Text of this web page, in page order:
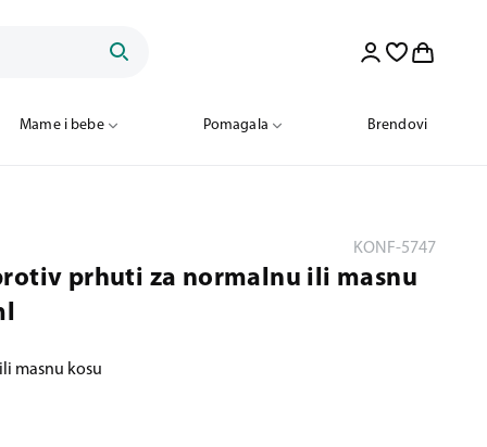
Mame i bebe Pomagala Brendovi
KONF-5747
prhuti za normalnu ili masnu
masnu kosu